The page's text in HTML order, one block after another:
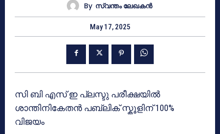
By സ്വന്തം ലേഖകന്‍
May 17, 2025
സി ബി എസ് ഇ പ്ലസ്ടു പരീക്ഷയിൽ
ശാന്തിനികേതൻ പബ്ലിക് സ്കൂളിന് 100%
വിജയം